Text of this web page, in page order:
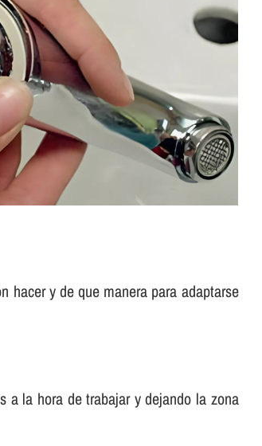
hacer y de que manera para adaptarse
a la hora de trabajar y dejando la zona